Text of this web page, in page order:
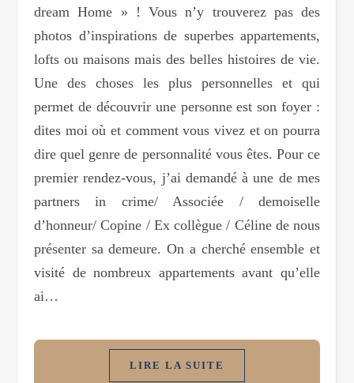
dream Home » ! Vous n’y trouverez pas des
photos d’inspirations de superbes appartements,
lofts ou maisons mais des belles histoires de vie.
Une des choses les plus personnelles et qui
permet de découvrir une personne est son foyer :
dites moi où et comment vous vivez et on pourra
dire quel genre de personnalité vous êtes. Pour ce
premier rendez-vous, j’ai demandé à une de mes
partners in crime/ Associée / demoiselle
d’honneur/ Copine / Ex collègue / Céline de nous
présenter sa demeure. On a cherché ensemble et
visité de nombreux appartements avant qu’elle
ai…
LIRE LA SUITE